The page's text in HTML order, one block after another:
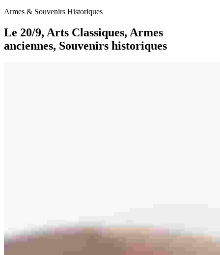
Armes & Souvenirs Historiques
Le 20/9, Arts Classiques, Armes
anciennes, Souvenirs historiques